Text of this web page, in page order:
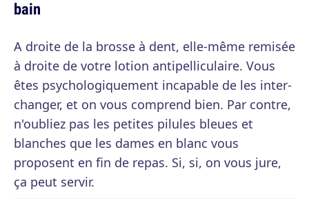
bain
A droite de la brosse à dent, elle-même remisée
à droite de votre lotion antipelliculaire. Vous
êtes psychologiquement incapable de les inter-
changer, et on vous comprend bien. Par contre,
n'oubliez pas les petites pilules bleues et
blanches que les dames en blanc vous
proposent en fin de repas. Si, si, on vous jure,
ça peut servir.